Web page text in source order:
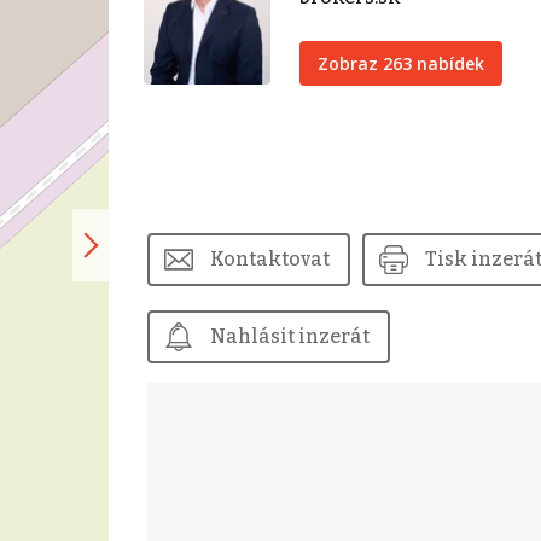
Zobraz 263 nabídek
Kontaktovat Tisk
Nahlásit inzerát